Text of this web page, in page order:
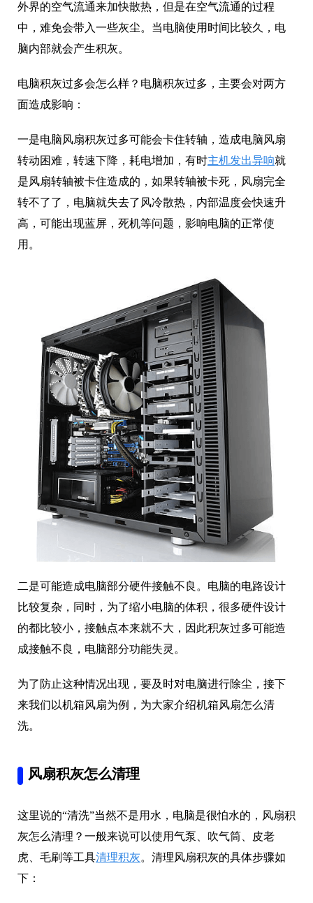
外界的空气流通来加快散热，但是在空气流通的过程
中，难免会带入一些灰尘。当电脑使用时间比较久，电
脑内部就会产生积灰。
电脑积灰过多会怎么样？电脑积灰过多，主要会对两方
面造成影响：
一是电脑风扇积灰过多可能会卡住转轴，造成电脑风扇
转动困难，转速下降，耗电增加，有时主机发出异响就
是风扇转轴被卡住造成的，如果转轴被卡死，风扇完全
转不了了，电脑就失去了风冷散热，内部温度会快速升
高，可能出现蓝屏，死机等问题，影响电脑的正常使
用。
二是可能造成电脑部分硬件接触不良。电脑的电路设计
比较复杂，同时，为了缩小电脑的体积，很多硬件设计
的都比较小，接触点本来就不大，因此积灰过多可能造
成接触不良，电脑部分功能失灵。
为了防止这种情况出现，要及时对电脑进行除尘，接下
来我们以机箱风扇为例，为大家介绍机箱风扇怎么清
洗。
风扇积灰怎么清理
这里说的“清洗”当然不是用水，电脑是很怕水的，风扇积
灰怎么清理？一般来说可以使用气泵、吹气筒、皮老
虎、毛刷等工具清理积灰。清理风扇积灰的具体步骤如
下：